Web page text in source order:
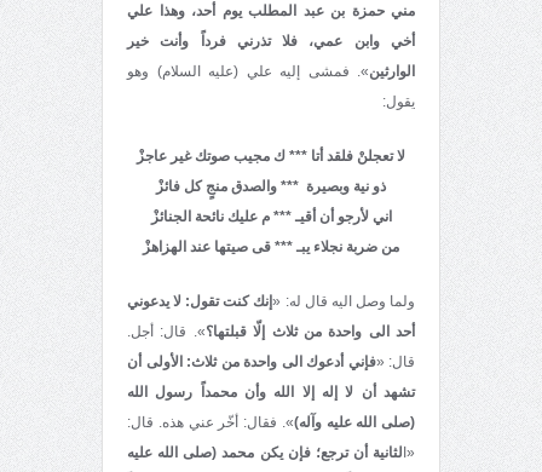
مني حمزة بن عبد المطلب يوم أحد، وهذا علي
أخي وابن عمي، فلا تذرني فرداً وأنت خير
الوارثين». فمشى إليه علي (عليه السلام) وهو
يقول:
لا تعجلنْ فلقد أتا *** ك مجيب صوتك غير عاجزْ
ذو نية وبصيرة *** والصدق منجٍ كل فائزْ
اني لأرجو أن أقيـ *** م عليك نائحة الجنائزْ
من ضربة نجلاء يبـ *** قى صيتها عند الهزاهزْ
ولما وصل اليه قال له: «إنك كنت تقول: لا يدعوني
أحد الى واحدة من ثلاث إلّا قبلتها؟». قال: أجل.
قال: «فإني أدعوك الى واحدة من ثلاث: الأولى أن
تشهد أن لا إله إلا الله وأن محمداً رسول الله
(صلى الله عليه وآله)». فقال: أخّر عني هذه. قال:
«الثانية أن ترجع؛ فإن يكن محمد (صلى الله عليه